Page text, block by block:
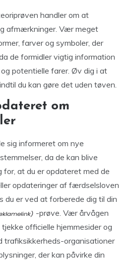
handler om at
afmærkninger. Vær meget
farver og symboler, der
de formidler vigtig information
potentielle farer. Øv dig i at
du kan gøre det uden tøven.
om
sig informeret om nye
da de kan blive
at du er opdateret med de
opdateringer af færdselsloven
du er ved at forberede dig til din
-prøve. Vær årvågen
officielle hjemmesider og
trafiksikkerheds-organisationer
der kan påvirke din